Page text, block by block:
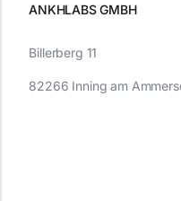
ANKHLABS GMBH
Billerberg 11
82266 Inning am